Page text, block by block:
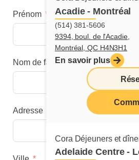
Acadie - Montréal
(514) 381-5606
9394, boul. de l'Acadie,
Montréal, QC H4N3H1
En savoir plus
Cora Déjeuners et
Adelaide Centre -
Prénom
Nom de famille
Adresse